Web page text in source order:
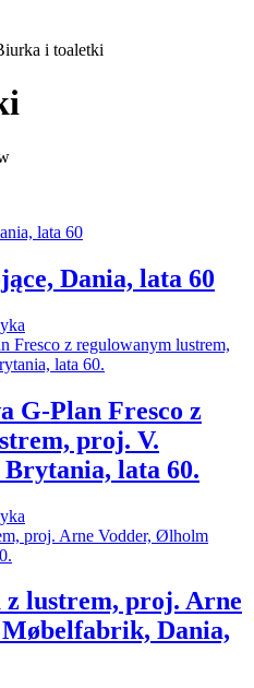
i toaletki
Posortowane
Dania, lata 60
G-Plan Fresco z
proj. V.
lata 60.
z lustrem, proj. Arne
Dania,